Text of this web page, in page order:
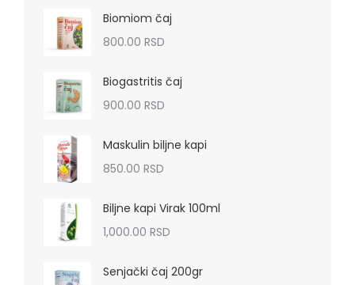
Biomiom čaj
800.00 RSD
Biogastritis čaj
900.00 RSD
Maskulin biljne kapi
850.00 RSD
Biljne kapi Virak 100ml
1,000.00 RSD
Senjački čaj 200gr